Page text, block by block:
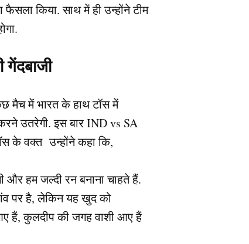
किया. साथ में ही उन्होंने टीम
मैच में भारत के हाथ टॉस में
उतरेगी. इस बार IND vs SA
के वक्त उन्होंने कहा कि,
हम जल्दी रन बनाना चाहते हैं.
पर है, लेकिन यह खुद को
हैं, कुलदीप की जगह वाशी आए हैं